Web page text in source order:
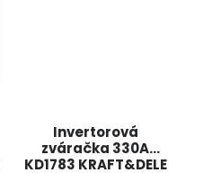
Invertorová
zváračka 330A
KD1783 KRAFT&DELE